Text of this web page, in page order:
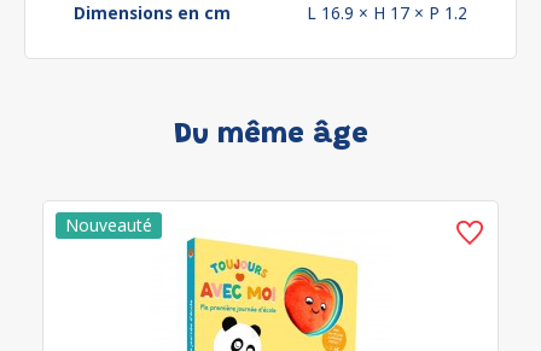
Dimensions en cm
L 16.9 × H 17 × P 1.2
Du même âge